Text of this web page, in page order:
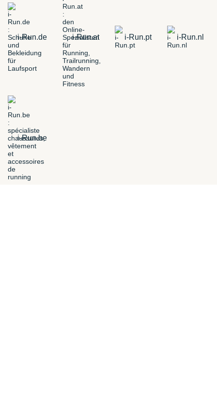
i-Run.de i-Run.at i-Run.pt i-Run.nl
i-Run.be